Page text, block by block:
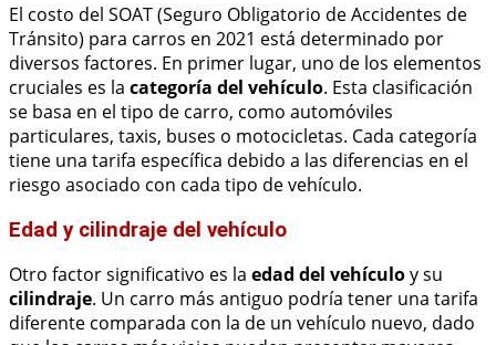
El costo del SOAT (Seguro Obligatorio de Accidentes de
Tránsito) para carros en 2021 está determinado por
diversos factores. En primer lugar, uno de los elementos
cruciales es la categoría del vehículo. Esta clasificación
se basa en el tipo de carro, como automóviles
particulares, taxis, buses o motocicletas. Cada categoría
tiene una tarifa específica debido a las diferencias en el
riesgo asociado con cada tipo de vehículo.
Edad y cilindraje del vehículo
Otro factor significativo es la edad del vehículoy su
cilindraje. Un carro más antiguo podría tener una tarifa
diferente comparada con la de un vehículo nuevo, dado